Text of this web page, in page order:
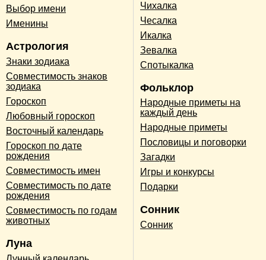
Выбор имени
Именины
Астрология
Знаки зодиака
Совместимость знаков
зодиака
Гороскоп
Любовный гороскоп
Восточный календарь
Гороскоп по дате
рождения
Совместимость имен
Совместимость по дате
рождения
Совместимость по годам
животных
Луна
Чихалка
Чесалка
Икалка
Зевалка
Спотыкалка
Фольклор
Народные приметы на
каждый день
Народные приметы
Пословицы и поговорки
Загадки
Игры и конкурсы
Подарки
Сонник
Сонник